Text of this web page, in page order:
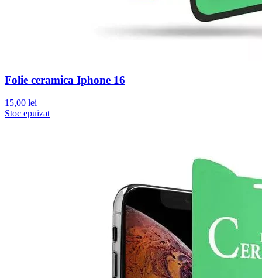
Folie ceramica Iphone 16
15,00 lei
Stoc epuizat